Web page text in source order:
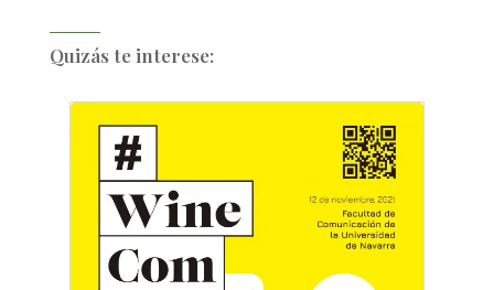
Quizás te interese: